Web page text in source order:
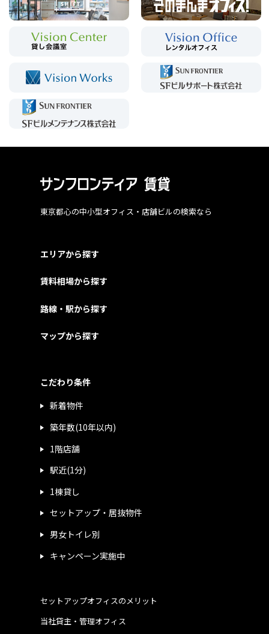
東京都心の中小型オフィス・店舗ビルの検索なら
エリアから探す
賃料相場から探す
路線・駅から探す
マップから探す
こだわり条件
新着物件
築年数(10年以内)
1階店舗
駅近(1分)
1棟貸し
セットアップ・居抜物件
男女トイレ別
キャンペーン実施中
当社貸主・管理オフィス
セットアップオフィスのメリット